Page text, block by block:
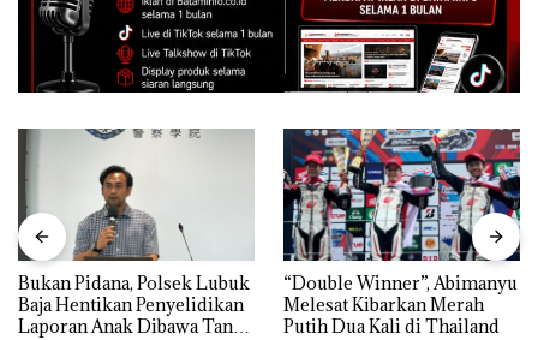
Bukan Pidana, Polsek Lubuk
Baja Hentikan Penyelidikan
Laporan Anak Dibawa Tanpa
“Double Winner”, Abimanyu
Melesat Kibarkan Merah
Putih Dua Kali di Thailand